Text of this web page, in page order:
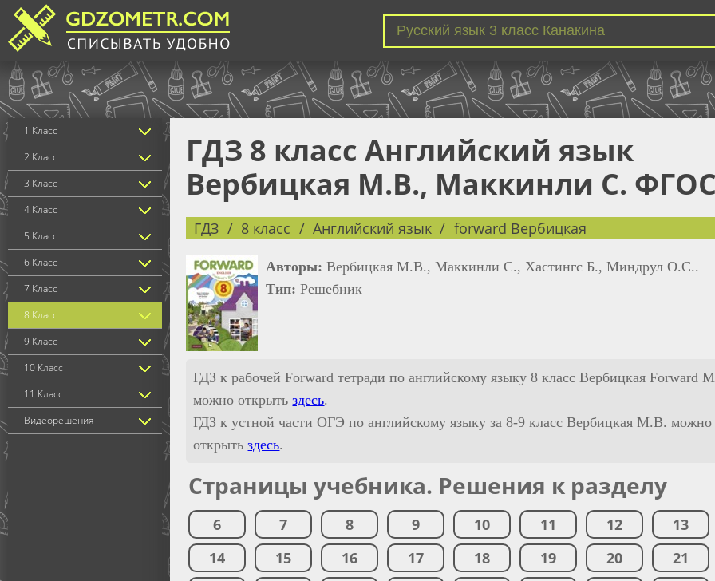
1 Класс
2 Класс
3 Класс
4 Класс
5 Класс
6 Класс
7 Класс
8 Класс
9 Класс
10 Класс
11 Класс
Видеорешения
ГДЗ 8 класс Английский язык
Вербицкая М.В., Маккинли С.
ГДЗ 8 класс Английский язык forward Вербицкая
Авторы:Вербицкая М.В., Маккинли С., Хастингс Б., Миндрул О.С..
Тип: Решебник
ГДЗ к рабочей Forward тетради по английскому языку 8 класс Вербицкая Forward
можно открытьздесь.
ГДЗ к устной части ОГЭ по английскому языку за 8-9 класс Вербицкая М.В. можно
открытьздесь.
Страницы учебника. Решения к разделу
6 7 8 9 10 11 12
13
14
15 16 17 18 19 20
21